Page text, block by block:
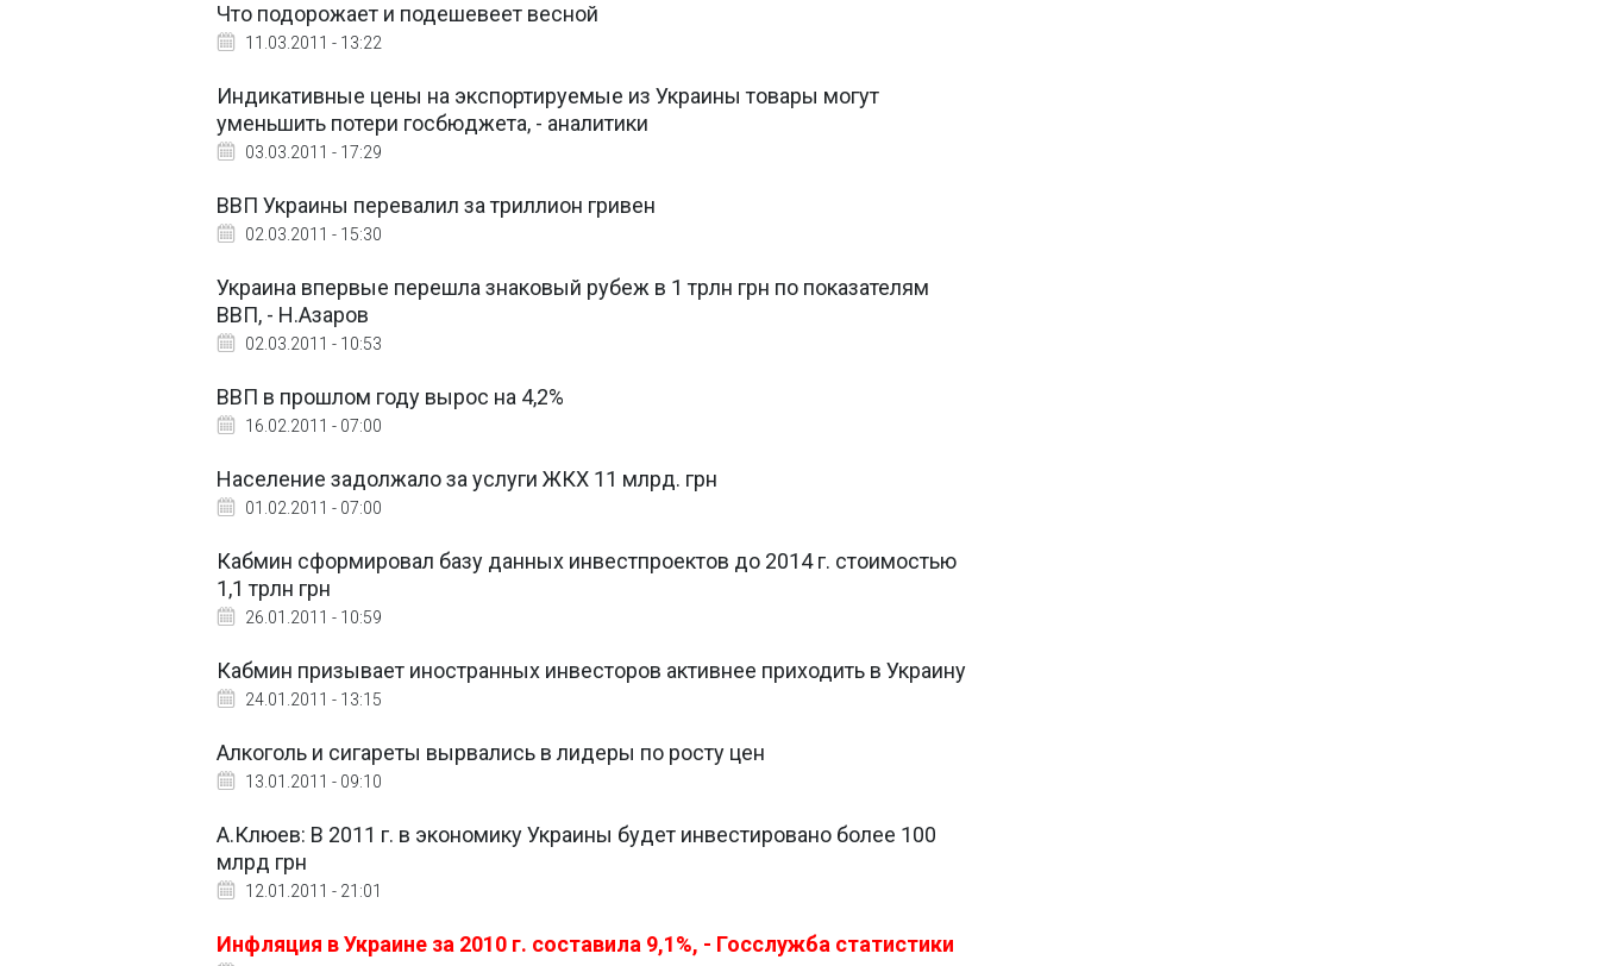
Что подорожает и подешевеет весной
11.03.2011 - 13:22
Индикативные цены на экспортируемые из Украины товары могут
уменьшить потери госбюджета, - аналитики
03.03.2011 - 17:29
ВВП Украины перевалил за триллион гривен
02.03.2011 - 15:30
Украина впервые перешла знаковый рубеж в 1 трлн грн по показателям
ВВП, - Н.Азаров
02.03.2011 - 10:53
ВВП в прошлом году вырос на 4,2%
16.02.2011 - 07:00
Население задолжало за услуги ЖКХ 11 млрд. грн
01.02.2011 - 07:00
Кабмин сформировал базу данных инвестпроектов до 2014 г. стоимостью
1,1 трлн грн
26.01.2011 - 10:59
Кабмин призывает иностранных инвесторов активнее приходить в Украину
24.01.2011 - 13:15
Алкоголь и сигареты вырвались в лидеры по росту цен
13.01.2011 - 09:10
А.Клюев: В 2011 г. в экономику Украины будет инвестировано более 100
млрд грн
12.01.2011 - 21:01
Инфляция в Украине за 2010 г. составила 9,1%, - Госслужба статистики